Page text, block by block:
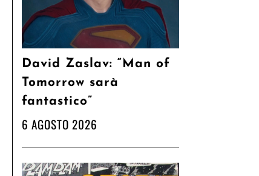
David Zaslav: “Man of
Tomorrow sarà
fantastico”
6 AGOSTO 2026